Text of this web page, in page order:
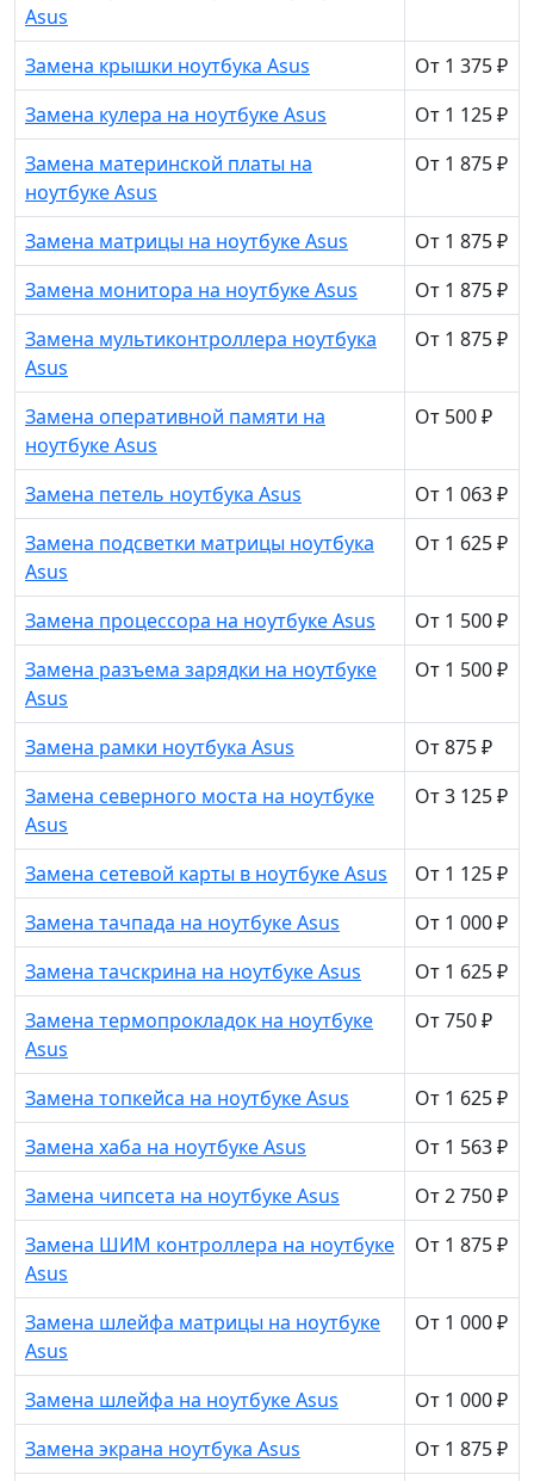
Asus
Замена крышки ноутбука Asus
От 1 375 ₽
Замена кулера на ноутбуке Asus
От 1 125 ₽
Замена материнской платы на
ноутбуке Asus
От 1 875 ₽
Замена матрицы на ноутбуке Asus
От 1 875 ₽
Замена монитора на ноутбуке Asus
От 1 875 ₽
Замена мультиконтроллера ноутбука
Asus
От 1 875 ₽
Замена оперативной памяти на
ноутбуке Asus
От 500 ₽
Замена петель ноутбука Asus
От 1 063 ₽
Замена подсветки матрицы ноутбука
Asus
От 1 625 ₽
Замена процессора на ноутбуке Asus
От 1 500 ₽
Замена разъема зарядки на ноутбуке
Asus
От 1 500 ₽
Замена рамки ноутбука Asus
От 875 ₽
Замена северного моста на ноутбуке
Asus
От 3 125 ₽
Замена сетевой карты в ноутбуке Asus
От 1 125 ₽
Замена тачпада на ноутбуке Asus
От 1 000 ₽
Замена тачскрина на ноутбуке Asus
От 1 625 ₽
Замена термопрокладок на ноутбуке
Asus
От 750 ₽
Замена топкейса на ноутбуке Asus
От 1 625 ₽
Замена хаба на ноутбуке Asus
От 1 563 ₽
Замена чипсета на ноутбуке Asus
От 2 750 ₽
Замена ШИМ контроллера на ноутбуке
Asus
От 1 875 ₽
Замена шлейфа матрицы на ноутбуке
Asus
От 1 000 ₽
Замена шлейфа на ноутбуке Asus
От 1 000 ₽
Замена экрана ноутбука Asus
От 1 875 ₽